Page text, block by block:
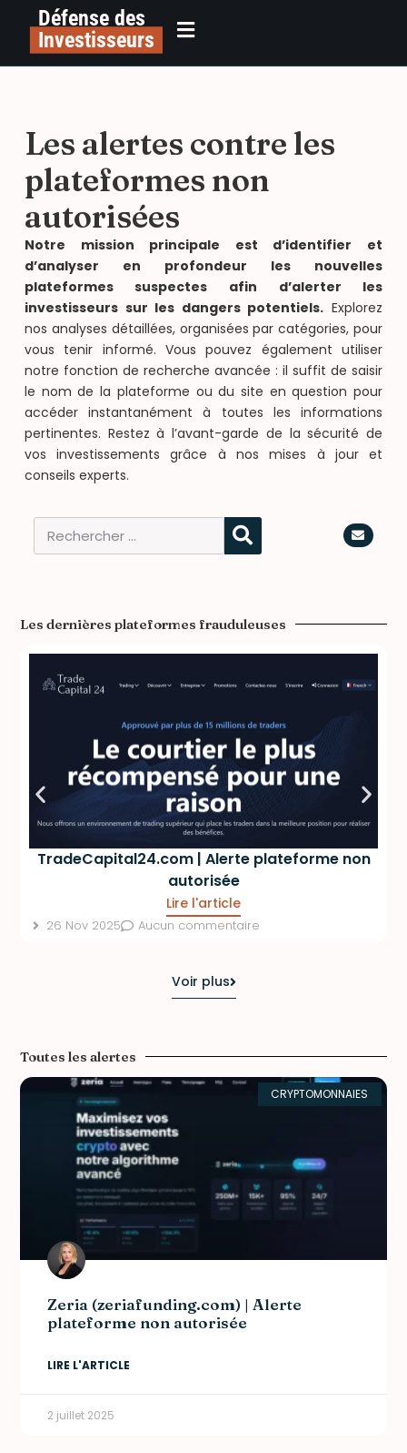
Défense des
Investisseurs
Les alertes contre les
plateformes non
autorisées
Notre mission principale est d’identifier et
d’analyser en profondeur les nouvelles
plateformes suspectes afin d’alerter les
investisseurs sur les dangers potentiels. Explorez
nos analyses détaillées, organisées par catégories, pour
vous tenir informé. Vous pouvez également utiliser
notre fonction de recherche avancée : il suffit de saisir
le nom de la plateforme ou du site en question pour
accéder instantanément à toutes les informations
pertinentes. Restez à l’avant-garde de la sécurité de
vos investissements grâce à nos mises à jour et
conseils experts.
Les dernières plateformes frauduleuses​
TradeCapital24.com | Alerte plateforme non
autorisée
Lire l'article
26 Nov 2025 Aucun commentaire
Voir plus
Toutes les alertes
CRYPTOMONNAIES
Zeria (zeriafunding.com) | Alerte
plateforme non autorisée
LIRE L'ARTICLE
2 juillet 2025